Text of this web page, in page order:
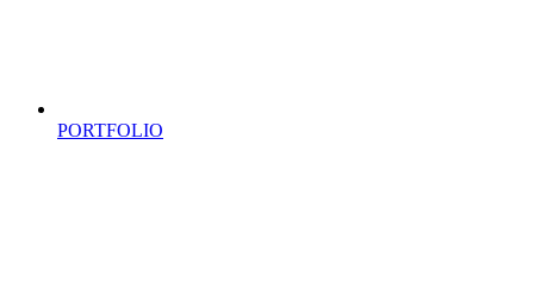
PORTFOLIO